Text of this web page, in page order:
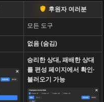
후원자 여러분
모든 도구
없음 (숨김)
승리한 상대, 패배한 상대
를 편성 페이지에서 확인·
불러오기 가능